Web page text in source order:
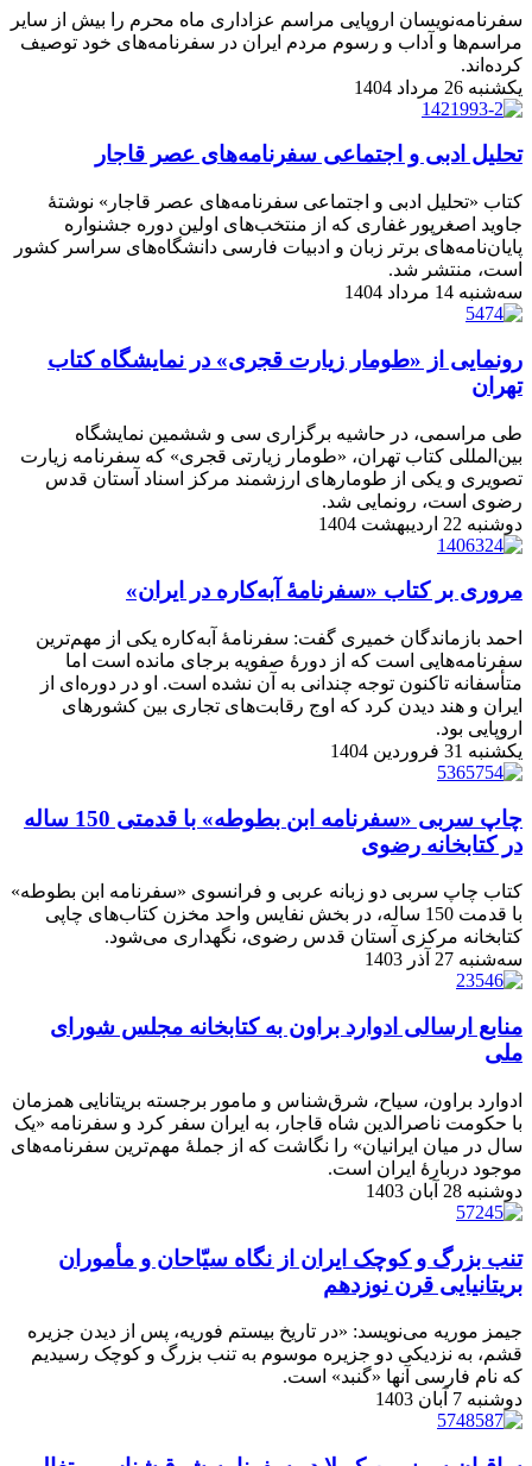
سفرنامه‌نویسان اروپایی مراسم عزاداری ماه محرم را بیش از سایر
مراسم‌ها و آداب و رسوم مردم ایران در سفرنامه‌های خود توصیف
کرده‌اند.
یکشنبه 26 مرداد 1404
تحلیل ادبی و اجتماعی سفرنامه‌های عصر قاجار
کتاب «تحلیل ادبی و اجتماعی سفرنامه‌های عصر قاجار» نوشتۀ
جاوید اصغرپور غفاری که از منتخب‌های اولین دوره جشنواره
پایان‌نامه‌های برتر زبان و ادبیات فارسی دانشگاه‌های سراسر کشور
است، منتشر شد.
سه‌شنبه 14 مرداد 1404
رونمایی از «طومار زیارت قجری» در نمایشگاه کتاب
تهران
طی مراسمی، در حاشیه برگزاری سی و ششمین نمایشگاه
بین‌المللی کتاب تهران، «طومار زیارتی قجری» که سفرنامه زیارت
تصویری و یکی از طومارهای ارزشمند مرکز اسناد آستان قدس
رضوی است، رونمایی شد.
دوشنبه 22 اردیبهشت 1404
مروری بر کتاب «سفرنامۀ آبه‌کاره در ایران»
احمد بازماندگان خمیری گفت: سفرنامۀ آبه‌کاره یکی از مهم‌ترین
سفرنامه‌هایی است که از دورۀ صفویه برجای مانده است اما
متأسفانه تاکنون توجه چندانی به آن نشده است. او در دوره‌ای از
ایران و هند دیدن کرد که اوج رقابت‌های تجاری بین کشورهای
اروپایی بود.
یکشنبه 31 فروردین 1404
چاپ سربی «سفرنامه ابن بطوطه» با قدمتی 150 ساله
در کتابخانه رضوی
کتاب چاپ سربی دو زبانه عربی و فرانسوی «سفرنامه ابن ‌بطوطه»
با قدمت 150 ساله، در بخش نفایس واحد مخزن کتاب‌های چاپی
کتابخانه مرکزی آستان قدس رضوی، نگهداری می‌شود.
سه‌شنبه 27 آذر 1403
منابع ارسالی ادوارد براون به کتابخانه مجلس شورای
ملی
ادوارد براون، سیاح، شرق‌شناس و مامور برجسته بریتانایی همزمان
با حکومت ناصرالدین شاه قاجار، به ایران سفر کرد و سفرنامه «یک
سال در میان ایرانیان» را نگاشت که از جملۀ مهم‌ترین سفرنامه‌های
موجود دربارۀ ایران است.
دوشنبه 28 آبان 1403
تنب بزرگ و کوچک ایران از نگاه سیّاحان و مأموران
بریتانیایی قرن نوزدهم
جیمز موریه می‌نویسد: «در تاریخ بیستم فوریه، پس از دیدن جزیره
قشم، به نزدیکی دو جزیره موسوم به تنب بزرگ و کوچک رسیدیم
که نام فارسی آنها «گنبد» است.
دوشنبه 7 آبان 1403